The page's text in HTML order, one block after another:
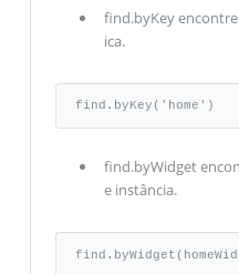
find.byKey
ica.
find.byKey('home')
find.byWidget
e instância.